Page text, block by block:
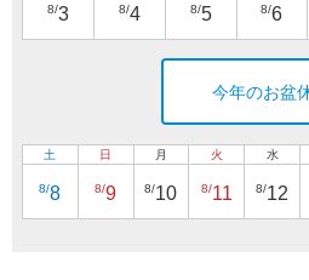
8/3 8/4 8/5 8/6
今年のお盆
土
8/8
日
8/9
月
8/10
火
8/11
水
8/12